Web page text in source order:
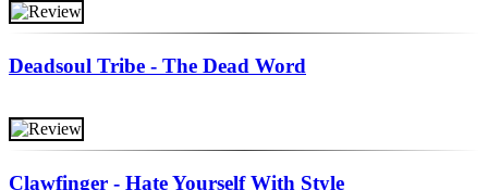
Deadsoul Tribe - The Dead Word
Clawfinger - Hate Yourself With Style